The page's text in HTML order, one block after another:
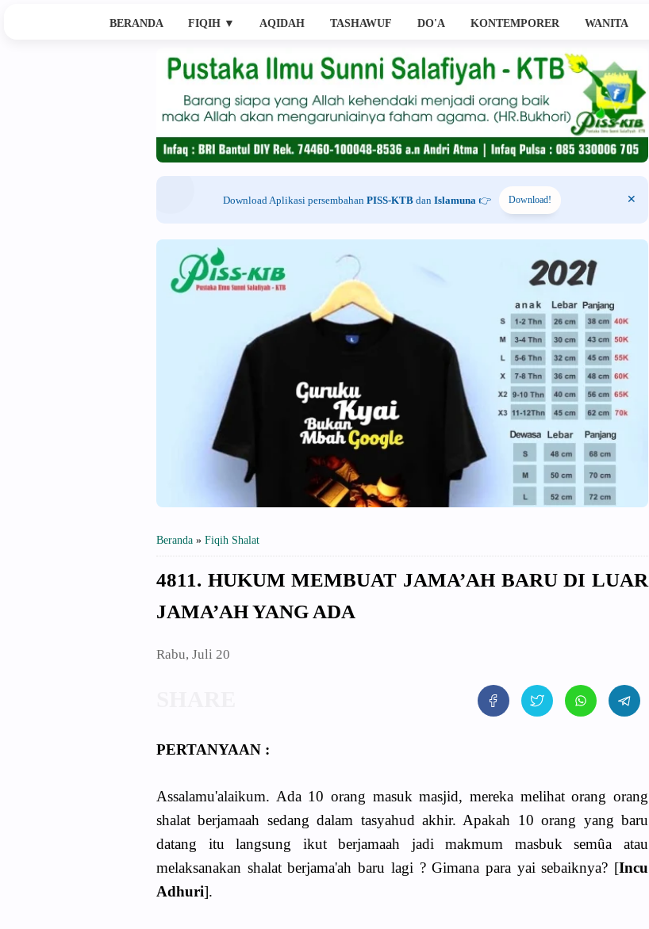
BERANDA FIQIH ▼ AQIDAH TASHAWUF DO'A KONTEMPORER WANITA
Download Aplikasi persembahan PISS-KTBdan Islamuna 👉 Download!
Beranda » Fiqih Shalat
4811. HUKUM MEMBUAT JAMA’AH BARU DI LUAR
JAMA’AH YANG ADA
Rabu, Juli 20
PERTANYAAN :
Assalamu'alaikum. Ada 10 orang masuk masjid, mereka melihat orang orang
shalat berjamaah sedang dalam tasyahud akhir. Apakah 10 orang yang baru
datang itu langsung ikut berjamaah jadi makmum masbuk semûa atau
melaksanakan shalat berjama'ah baru lagi ? Gimana para yai sebaiknya? [Incu
Adhuri].